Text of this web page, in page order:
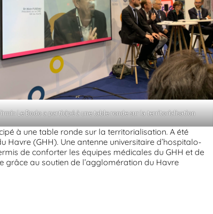
Le Bodo a participé à une table ronde sur la territorialisation
à une table ronde sur la territorialisation. A été
(GHH). Une antenne universitaire d’hospitalo-
de conforter les équipes médicales du GHH et de
grâce au soutien de l’agglomération du Havre